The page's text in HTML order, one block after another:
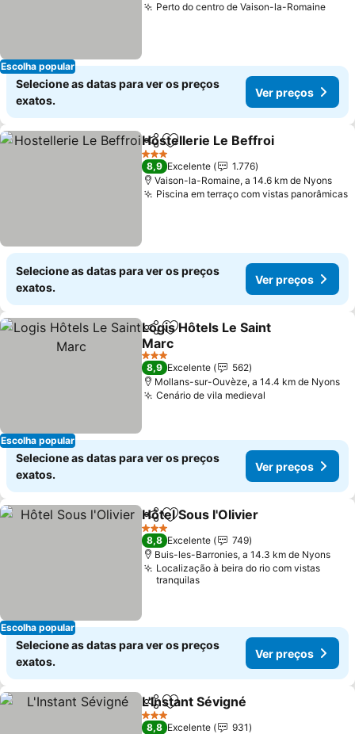
Escolha popular
Perto do centro de Vaison-la-RomaineVer
Selecione as datas para ver os preços
exatos.
Ver preços
PartilharAdicionar aos favoritos
Hostellerie Le Beffroi
3 Estrelas
8,9 Excelente
1.776
Vaison-la-Romaine, a 14.6 km de Nyons
Piscina em terraço com vistas panorâmicas
Selecione as datas para ver os preços
exatos.
Ver preços
Escolha popular
PartilharAdicionar aos favoritos
Logis Hôtels Le Saint
Marc
Ver preços
3 Estrelas
8,9 Excelente
562
Mollans-sur-Ouvèze, a 14.4 km de Nyons
Cenário de vila medieval
Selecione as datas para ver os preços
exatos.
Ver preços
Escolha popular
PartilharAdicionar aos favoritos
Hôtel Sous l'Olivier
3 Estrelas
8,8 Excelente
749
Buis-les-Barronies, a 14.3 km de Nyons
Localização à beira do rio com vistas
tranquilas
Selecione as datas para ver os preços
exatos.
Ver preços
PartilharAdicionar aos favoritos
L'Instant Sévigné
3 Estrelas
8,8 Excelente
931